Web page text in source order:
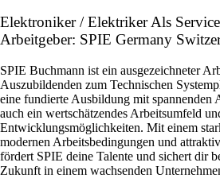
Elektroniker / Elektriker Als
Arbeitgeber: SPIE Germany
SPIE Buchmann ist ein ausgezeichneter
Auszubildenden zum Technischen
eine fundierte Ausbildung mit spannenden
auch ein wertschätzendes Arbeitsumfeld
Entwicklungsmöglichkeiten. Mit einem
modernen Arbeitsbedingungen und
fördert SPIE deine Talente und sichert dir
Zukunft in einem wachsenden